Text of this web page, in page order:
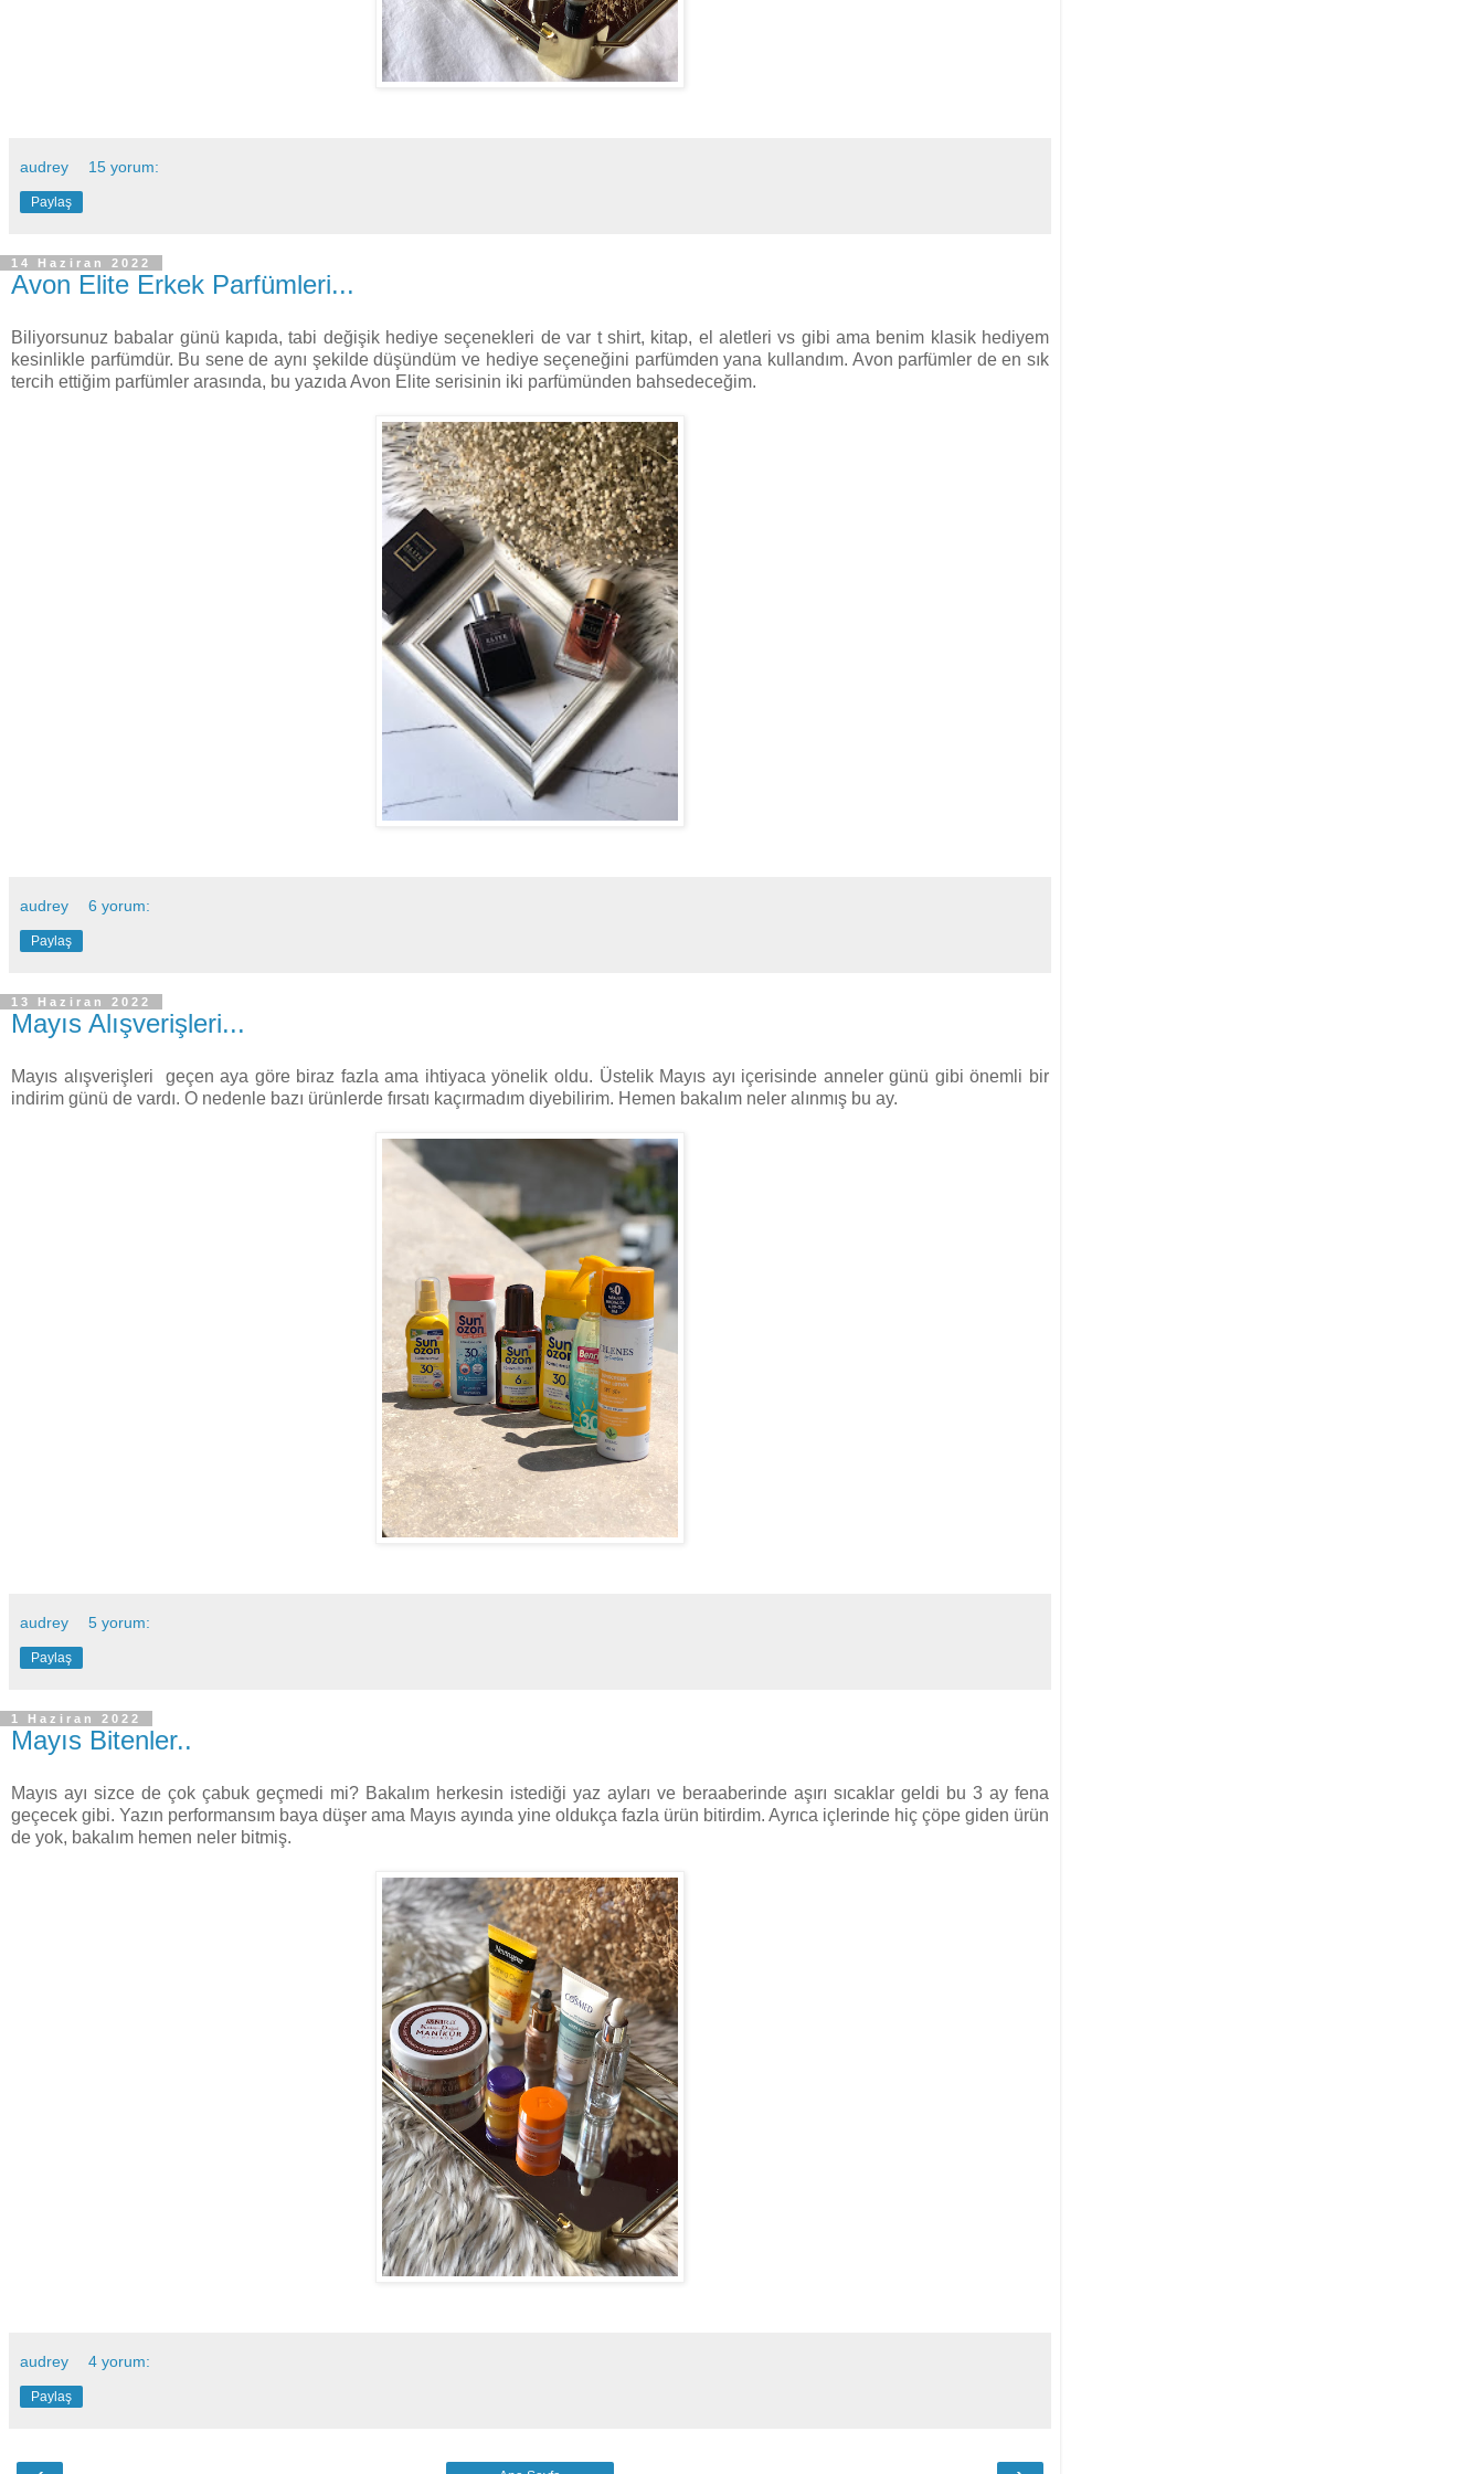
audrey 15 yorum:
Paylaş
14 Haziran 2022
Avon Elite Erkek Parfümleri...
Biliyorsunuz babalar günü kapıda, tabi değişik hediye seçenekleri de var t shirt, kitap, el aletleri vs gibi ama benim klasik hediyem
kesinlikle parfümdür. Bu sene de aynı şekilde düşündüm ve hediye seçeneğini parfümden yana kullandım. Avon parfümler de en sık
tercih ettiğim parfümler arasında, bu yazıda Avon Elite serisinin iki parfümünden bahsedeceğim.
audrey 6 yorum:
Paylaş
13 Haziran 2022
Mayıs Alışverişleri...
Mayıs alışverişleri geçen aya göre biraz fazla ama ihtiyaca yönelik oldu. Üstelik Mayıs ayı içerisinde anneler günü gibi önemli bir
indirim günü de vardı. O nedenle bazı ürünlerde fırsatı kaçırmadım diyebilirim. Hemen bakalım neler alınmış bu ay.
audrey 5 yorum:
Paylaş
1 Haziran 2022
Mayıs Bitenler..
Mayıs ayı sizce de çok çabuk geçmedi mi? Bakalım herkesin istediği yaz ayları ve beraaberinde aşırı sıcaklar geldi bu 3 ay fena
geçecek gibi. Yazın performansım baya düşer ama Mayıs ayında yine oldukça fazla ürün bitirdim. Ayrıca içlerinde hiç çöpe giden ürün
de yok, bakalım hemen neler bitmiş.
audrey 4 yorum:
Paylaş